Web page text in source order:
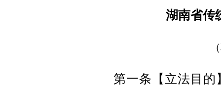
湖南省传
第一条【立法目